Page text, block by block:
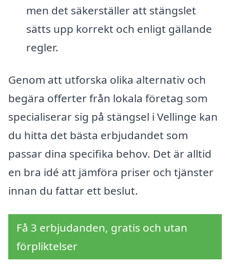
men det säkerställer att stängslet
sätts upp korrekt och enligt gällande
regler.
Genom att utforska olika alternativ och
begära offerter från lokala företag som
specialiserar sig på stängsel i Vellinge kan
du hitta det bästa erbjudandet som
passar dina specifika behov. Det är alltid
en bra idé att jämföra priser och tjänster
innan du fattar ett beslut.
Få 3 erbjudanden, gratis och utan
förpliktelser